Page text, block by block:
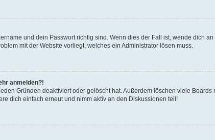
und dein Passwort richtig sind. Wenn dies der Fall ist, wende dich
mit der Website vorliegt, welches ein Administrator lösen muss.
anmelden?!
Gründen deaktiviert oder gelöscht hat. Außerdem löschen viele
dich einfach erneut und nimm aktiv an den Diskussionen teil!